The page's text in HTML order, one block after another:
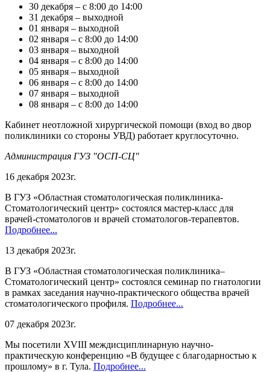
30 декабря – с 8:00 до 14:00
31 декабря – выходной
01 января – выходной
02 января – с 8:00 до 14:00
03 января – выходной
04 января – с 8:00 до 14:00
05 января – выходной
06 января – с 8:00 до 14:00
07 января – выходной
08 января – с 8:00 до 14:00
Кабинет неотложной хирургической помощи (вход во двор
поликлиники со стороны УВД) работает круглосуточно.
Администрация ГУЗ "ОСП-СЦ"
16 декабря 2023г.
В ГУЗ «Областная стоматологическая поликлиника-
Стоматологический центр» состоялся мастер-класс для
врачей-стоматологов и врачей стоматологов-терапевтов.
Подробнее...
13 декабря 2023г.
В ГУЗ «Областная стоматологическая поликлиника–
Стоматологический центр» состоялся семинар по гнатологии
в рамках заседания научно-практического общества врачей
стоматологического профиля. Подробнее...
07 декабря 2023г.
Мы посетили XVIII междисциплинарную научно-
практическую конференцию «В будущее с благодарностью к
прошлому» в г. Тула. Подробнее...